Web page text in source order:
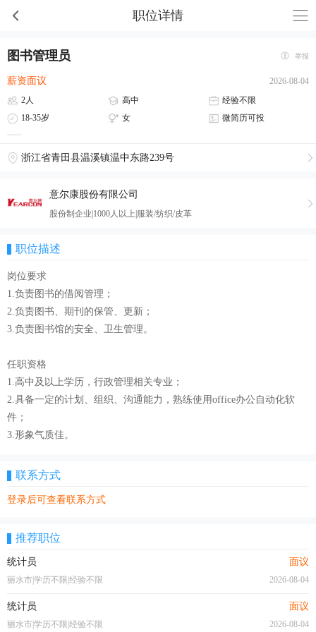
职位详情
图书管理员 举报
薪资面议
2026-08-04
2人
高中
经验不限
18-35岁
女 微简历可投
浙江省青田县温溪镇温中东路239号
意尔康股份有限公司
股份制企业|1000人以上|服装/纺织/皮革
职位描述
岗位要求
1.负责图书的借阅管理；
2.负责图书、期刊的保管、更新；
3.负责图书馆的安全、卫生管理。
任职资格
1.高中及以上学历，行政管理相关专业；
2.具备一定的计划、组织、沟通能力，熟练使用office办公自动化软
件；
3.形象气质佳。
联系方式
登录后可查看联系方式
推荐职位
统计员 面议
丽水市|学历不限|经验不限 2026-08-04
统计员 面议
丽水市|学历不限|经验不限 2026-08-04